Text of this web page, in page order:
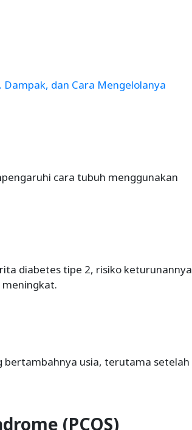
Dampak, dan Cara Mengelolanya
cara tubuh menggunakan
diabetes tipe 2, risiko keturunannya
bertambahnya usia, terutama setelah
(PCOS)